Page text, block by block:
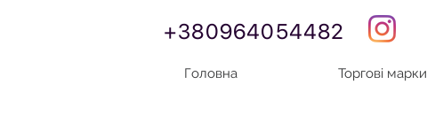
+380964054482
Головна Торгові марки